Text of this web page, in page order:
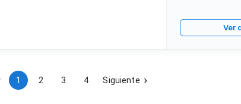
para estandarizar procedimientos y
de cada embarcación.
Ver
1 2 3 4 Siguiente